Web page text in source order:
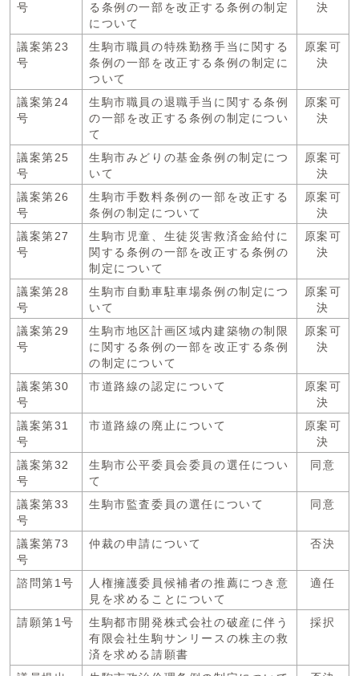
号
る条例の一部を改正する条例の制定
について
決
議案第23
号
生駒市職員の特殊勤務手当に関する
条例の一部を改正する条例の制定に
ついて
原案可
決
議案第24
号
生駒市職員の退職手当に関する条例
の一部を改正する条例の制定につい
て
原案可
決
議案第25
号
生駒市みどりの基金条例の制定につ
いて
原案可
決
議案第26
号
生駒市手数料条例の一部を改正する
条例の制定について
原案可
決
議案第27
号
生駒市児童、生徒災害救済金給付に
関する条例の一部を改正する条例の
制定について
原案可
決
議案第28
号
生駒市自動車駐車場条例の制定につ
いて
原案可
決
議案第29
号
生駒市地区計画区域内建築物の制限
に関する条例の一部を改正する条例
の制定について
原案可
決
議案第30
号
市道路線の認定について
原案可
決
議案第31
号
市道路線の廃止について
原案可
決
議案第32
号
生駒市公平委員会委員の選任につい
て
同意
議案第33
号
生駒市監査委員の選任について 同意
議案第73
号
仲裁の申請について 否決
諮問第1号
人権擁護委員候補者の推薦につき意
見を求めることについて
適任
請願第1号
生駒都市開発株式会社の破産に伴う
有限会社生駒サンリースの株主の救
済を求める請願書
採択